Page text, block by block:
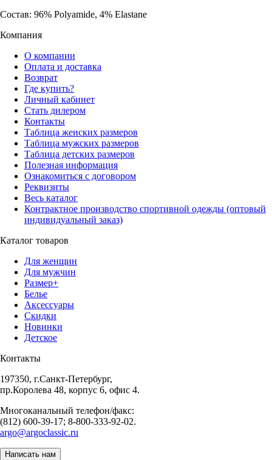
Состав: 96% Polyamide, 4% Elastane
Компания
О компании
Оплата и доставка
Возврат
Где купить?
Личный кабинет
Стать дилером
Контакты
Таблица женских размеров
Таблица мужских размеров
Таблица детских размеров
Полезная информация
Ознакомиться с договором
Реквизиты
Весь каталог
Контрактное производство спортивной одежды (оптовый
индивидуальный заказ)
Каталог товаров
Для женщин
Для мужчин
Размер+
Белье
Аксессуары
Скидки
Новинки
Детское
Контакты
197350, г.Санкт-Петербург,
пр.Королева 48, корпус 6, офис 4.
Многоканальный телефон/факс:
(812) 600-39-17; 8-800-333-92-02.
argo@argoclassic.ru
Написать нам